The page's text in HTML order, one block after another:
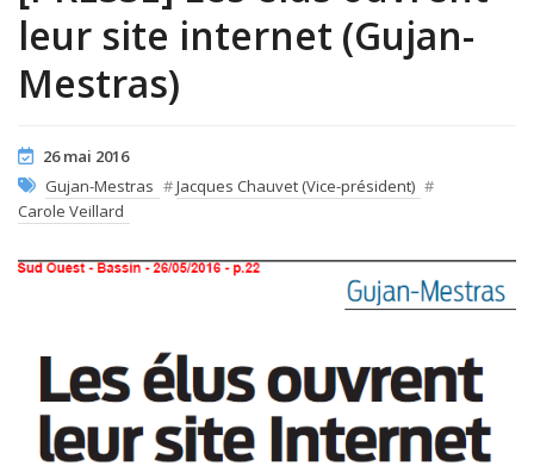
leur site internet (Gujan-
Mestras)
26 mai 2016
Gujan-Mestras #Jacques Chauvet (Vice-président) #
Carole Veillard